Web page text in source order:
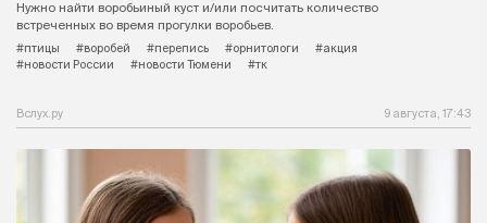
Нужно найти воробьиный куст и/или посчитать количество
встреченных во время прогулки воробьев.
#птицы
#воробей #перепись #орнитологи
#акция
#новости России
#новости Тюмени #тк
Вслух.ру 9 августа, 17:43